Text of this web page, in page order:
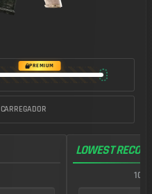
PREMIUM
CARREGADOR
LOWEST RECOIL